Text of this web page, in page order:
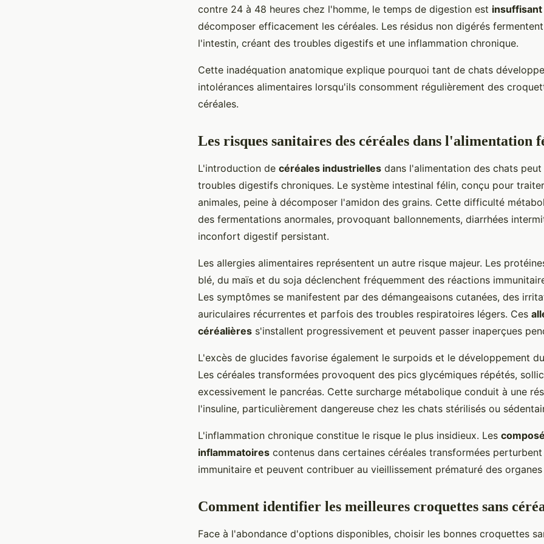
contre 24 à 48 heures chez l'homme, le temps de digestion est insuffisant
décomposer efficacement les céréales. Les résidus non digérés
l'intestin, créant des troubles digestifs et une inflammation chronique.
Cette inadéquation anatomique explique pourquoi tant de chats
intolérances alimentaires lorsqu'ils consomment régulièrement des
céréales.
Les risques sanitaires des céréales dans l'alimentation
L'introduction de céréales industrielles dans l'alimentation des chats
troubles digestifs chroniques. Le système intestinal félin, conçu pour
animales, peine à décomposer l'amidon des grains. Cette difficulté
des fermentations anormales, provoquant ballonnements, diarrhées
inconfort digestif persistant.
Les allergies alimentaires représentent un autre risque majeur. Les
blé, du maïs et du soja déclenchent fréquemment des réactions
Les symptômes se manifestent par des démangeaisons cutanées, des
auriculaires récurrentes et parfois des troubles respiratoires légers. Ces
céréalières s'installent progressivement et peuvent passer inaperçues
L'excès de glucides favorise également le surpoids et le développement
Les céréales transformées provoquent des pics glycémiques répétés,
excessivement le pancréas. Cette surcharge métabolique conduit à une
l'insuline, particulièrement dangereuse chez les chats stérilisés ou
L'inflammation chronique constitue le risque le plus insidieux. Les
inflammatoires contenus dans certaines céréales transformées
immunitaire et peuvent contribuer au vieillissement prématuré des
Comment identifier les meilleures croquettes sans
Face à l'abondance d'options disponibles, choisir les bonnes croquettes